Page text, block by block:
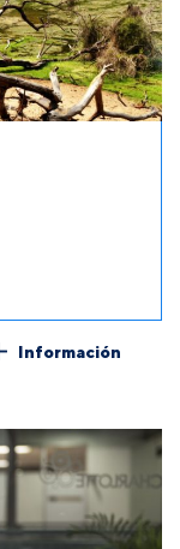
Información